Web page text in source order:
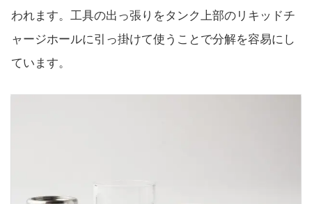
われます。工具の出っ張りをタンク上部のリキッドチ
ャージホールに引っ掛けて使うことで分解を容易にし
ています。